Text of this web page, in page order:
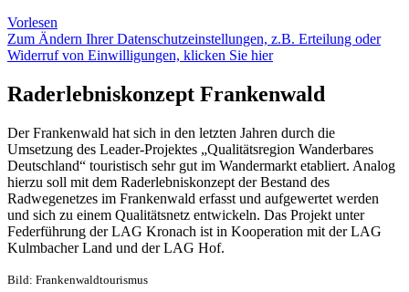
Vorlesen
Zum Ändern Ihrer Datenschutzeinstellungen, z.B. Erteilung oder
Widerruf von Einwilligungen, klicken Sie hier
Raderlebniskonzept Frankenwald
Der Frankenwald hat sich in den letzten Jahren durch die
Umsetzung des Leader-Projektes „Qualitätsregion Wanderbares
Deutschland“ touristisch sehr gut im Wandermarkt etabliert. Analog
hierzu soll mit dem Raderlebniskonzept der Bestand des
Radwegenetzes im Frankenwald erfasst und aufgewertet werden
und sich zu einem Qualitätsnetz entwickeln. Das Projekt unter
Federführung der LAG Kronach ist in Kooperation mit der LAG
Kulmbacher Land und der LAG Hof.
Bild: Frankenwaldtourismus